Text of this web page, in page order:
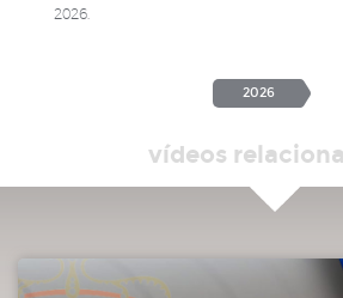
2026.
2026
vídeos